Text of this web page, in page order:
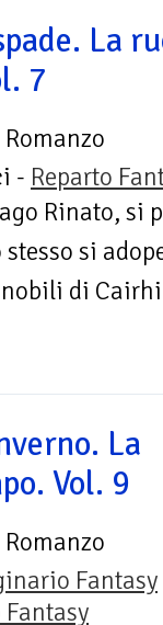
La
7
| Romanzo
- Reparto
Rinato, si
si
di
La
Vol. 9
| Romanzo
Fantasy
Fantasy